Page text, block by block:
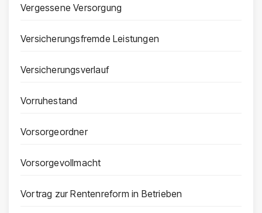
Vergessene Versorgung
Versicherungsfremde Leistungen
Versicherungsverlauf
Vorruhestand
Vorsorgeordner
Vorsorgevollmacht
Vortrag zur Rentenreform in Betrieben